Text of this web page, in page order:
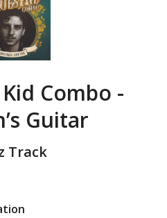
Combo -
Guitar
Track